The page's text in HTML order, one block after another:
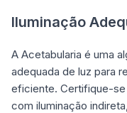
Iluminação
A Acetabularia é uma
adequada de luz para
eficiente. Certifique-se
com iluminação